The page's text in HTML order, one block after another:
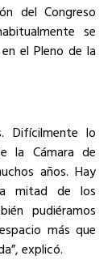
del Congreso
se
el Pleno de la
Difícilmente lo
la Cámara de
años. Hay
mitad de los
pudiéramos
más que
explicó.